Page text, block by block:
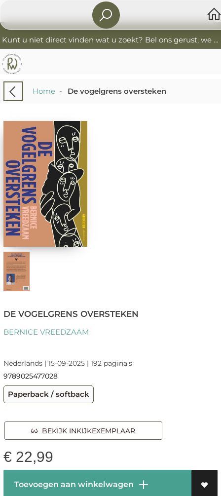
Kunt u niet direct vinden wat u zoekt? Bel ons gerust, we helpen u graag. 0341-552405 De Boekverkoopers
Home- De vogelgrens oversteken
DE VOGELGRENS OVERSTEKEN
BERNICE VREEDZAAM
Nederlands | 15-09-2025 | 192 pagina's
9789025477028
Paperback / softback
BEKIJK INKIJKEXEMPLAAR
€ 22,99
Toevoegen aan winkelwagen